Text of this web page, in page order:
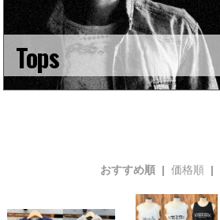
Tops
おすすめ順 | 価格順 |